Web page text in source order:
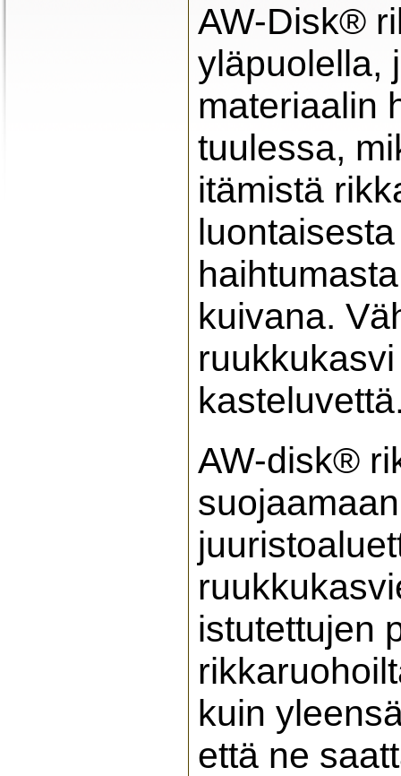
AW-Disk®
yläpuolella,
materiaalin
tuulessa,
itämistä
kuivana.
AW-disk®
istutettujen
kuin
että ne